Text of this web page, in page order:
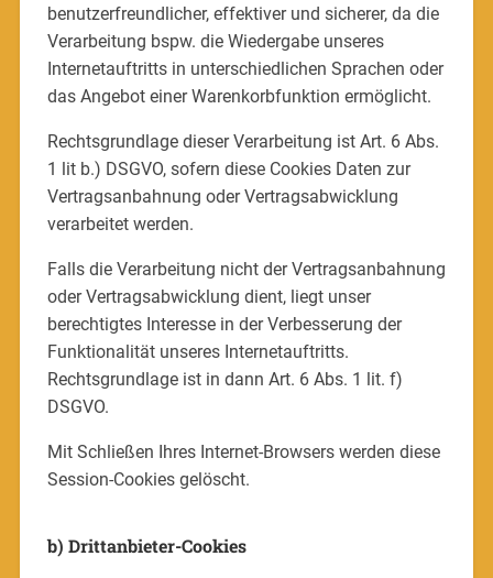
benutzerfreundlicher, effektiver und sicherer, da die
Verarbeitung bspw. die Wiedergabe unseres
Internetauftritts in unterschiedlichen Sprachen oder
das Angebot einer Warenkorbfunktion ermöglicht.
Rechtsgrundlage dieser Verarbeitung ist Art. 6 Abs.
1 lit b.) DSGVO, sofern diese Cookies Daten zur
Vertragsanbahnung oder Vertragsabwicklung
verarbeitet werden.
Falls die Verarbeitung nicht der Vertragsanbahnung
oder Vertragsabwicklung dient, liegt unser
berechtigtes Interesse in der Verbesserung der
Funktionalität unseres Internetauftritts.
Rechtsgrundlage ist in dann Art. 6 Abs. 1 lit. f)
DSGVO.
Mit Schließen Ihres Internet-Browsers werden diese
Session-Cookies gelöscht.
b) Drittanbieter-Cookies